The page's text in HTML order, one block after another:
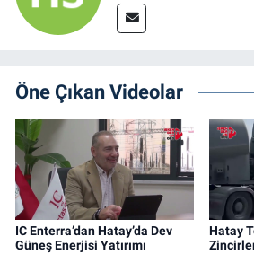
Öne Çıkan Videolar
IC Enterra’dan Hatay’da Dev
Güneş Enerjisi Yatırımı
Hatay